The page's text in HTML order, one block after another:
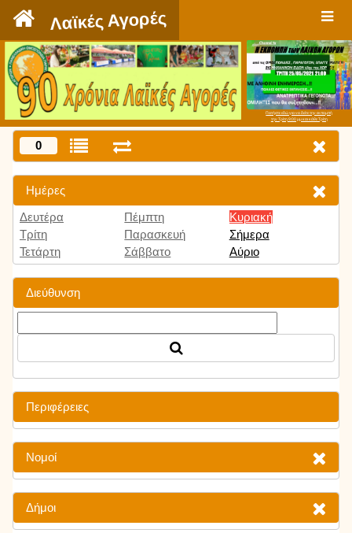
Λαϊκές Αγορές
Πατήστε εδώ για να δείτε την εκπομπή
την Τρίτη 9:00 μμ και κάθε Τρίτη
0
Ημέρες
Δευτέρα
Τρίτη
Τετάρτη
Πέμπτη
Παρασκευή
Σάββατο
Κυριακή
Σήμερα
Αύριο
Διεύθυνση
Περιφέρειες
Νομοί
Δήμοι